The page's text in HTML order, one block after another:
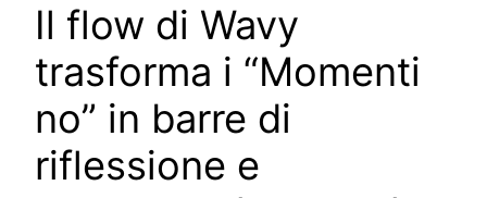
Il flow di Wavy
trasforma i “Momenti
no” in barre di
riflessione e